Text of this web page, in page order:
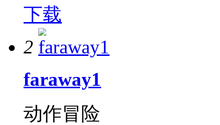
下载
2
faraway1
动作冒险